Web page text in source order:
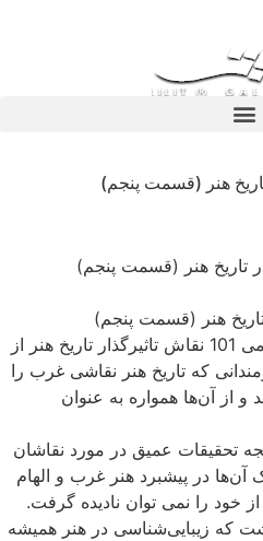
فهرستی که پیش رو دارید، اسامی 101 نقاش تاثیرگذار تاریخ هنر از
که تاریخ هنر نقاشی غرب را
از آن‌ها همواره به عنوان
تحقیقات عمیق در مورد نقاشان
در پیشبرد هنر غرب و الهام
خود را نمى توان نادیده گرفت.
که زیبایى‌شناسى در هنر همیشه